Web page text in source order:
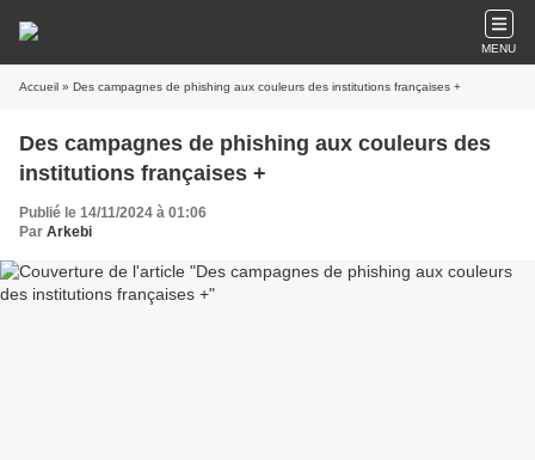
MENU
Accueil » Des campagnes de phishing aux couleurs des institutions françaises +
Des campagnes de phishing aux couleurs des
institutions françaises +
Publié le 14/11/2024 à 01:06
Par Arkebi